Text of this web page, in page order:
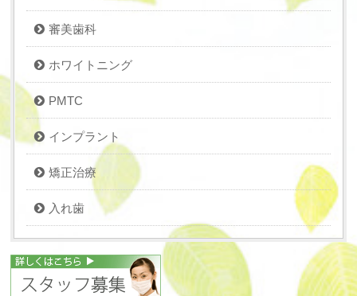
審美歯科
ホワイトニング
PMTC
インプラント
矯正治療
入れ歯